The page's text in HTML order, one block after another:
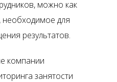
можно как
необходимое для
результатов.
компании
занятости